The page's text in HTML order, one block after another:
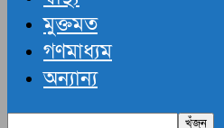
মুক্তমত
গণমাধ্যম
অন্যান্য